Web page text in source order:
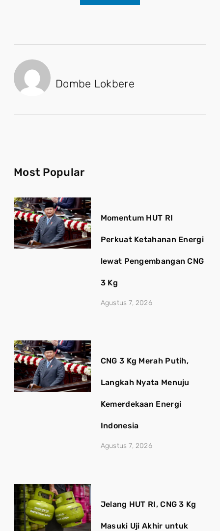
Dombe Lokbere
Most Popular
Momentum HUT RI
Perkuat Ketahanan Energi
lewat Pengembangan CNG
3 Kg
Agustus 7, 2026
CNG 3 Kg Merah Putih,
Langkah Nyata Menuju
Kemerdekaan Energi
Indonesia
Agustus 7, 2026
Jelang HUT RI, CNG 3 Kg
Masuki Uji Akhir untuk